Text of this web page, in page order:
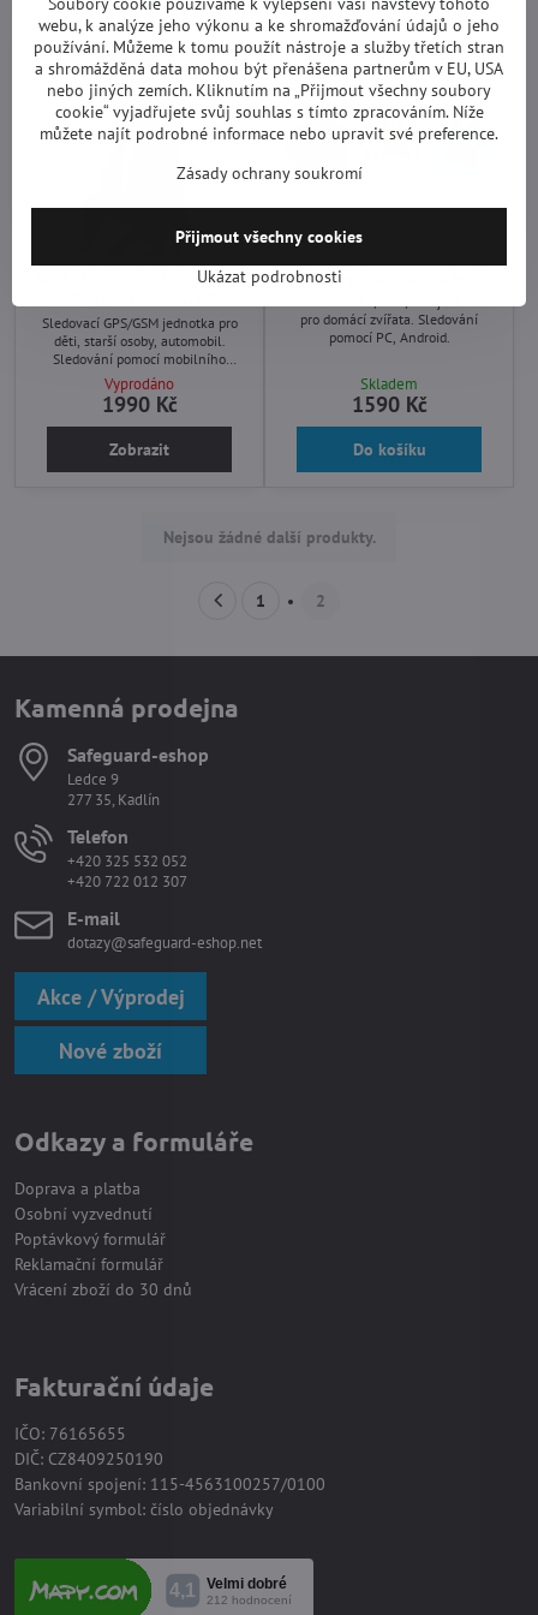
GPS lokalizační jednotka s
Sledovací GPS/GSM jednotka pro
děti, starší osoby, automobil.
Sledování pomocí mobilního
telefonu nebo zdarma software pro
PC.
Vyprodáno
1990 Kč
Zobrazit
GPS obojek pro psy a kočky
pro domácí zvířata. Sledování
pomocí PC, Android.
Skladem
1590 Kč
Do košíku
Nejsou žádné další produkty.
1 2
Kamenná prodejna
Safeguard-eshop
Ledce 9
277 35, Kadlín
Telefon
+420 325 532 052
+420 722 012 307
E-mail
dotazy@safeguard-eshop.net
Akce / Výprodej
Nové zboží
Odkazy a formuláře
Doprava a platba
Osobní vyzvednutí
Poptávkový formulář
Reklamační formulář
Vrácení zboží do 30 dnů
Fakturační údaje
IČO: 76165655
DIČ: CZ8409250190
Bankovní spojení: 115-4563100257/0100
Variabilní symbol: číslo objednávky
webu, k analýze jeho výkonu a ke shromažďování údajů o jeho
používání. Můžeme k tomu použít nástroje a služby třetích stran
a shromážděná data mohou být přenášena partnerům v EU, USA
nebo jiných zemích. Kliknutím na „Přijmout všechny soubory
cookie“ vyjadřujete svůj souhlas s tímto zpracováním. Níže
můžete najít podrobné informace nebo upravit své preference.
Zásady ochrany soukromí
Ukázat podrobnosti
Přijmout všechny cookies